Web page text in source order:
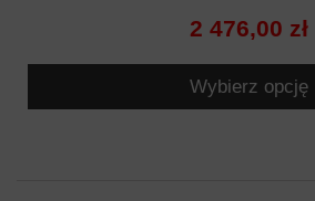
2 476,00 zł
Wybierz opcję